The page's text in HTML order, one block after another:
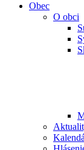
Obec
O obci